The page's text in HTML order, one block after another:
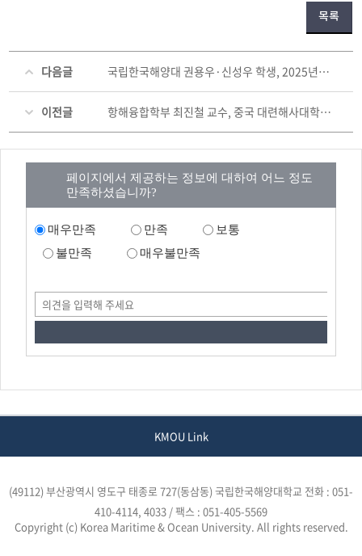
목록
다음글 국립한국해양대 권용우·신성우 학생, 2025년도 한국수산과학회 국제학술대회 우수 발표상 수상
이전글 항해융합학부 최진철 교수, 중국 대련해사대학에서 혁신적 해양교육 모델 제시
페이지에서 제공하는 정보에 대하여 어느 정도
만족하셨습니까?
매우만족 만족
보통
불만족
매우불만족
KMOU Link
(49112) 부산광역시 영도구 태종로 727(동삼동) 국립한국해양대학교 전화 : 051-
410-4114, 4033 / 팩스 : 051-405-5569
Copyright (c) Korea Maritime & Ocean University. All rights reserved.